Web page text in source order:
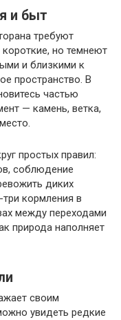
и быт
требуют
но темнеют
и близкими к
пространство. В
частью
— камень, ветка,
простых правил:
соблюдение
диких
три кормления в
между переходами
природа наполняет
своим
увидеть редкие